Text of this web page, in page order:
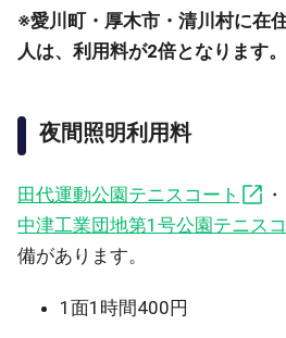
※愛川町・厚木市・清川村に在
人は、利用料が2倍となります。
夜間照明利用料
田代運動公園テニスコート
・
中津工業団地第1号公園テニス
備があります。
1面1時間400円